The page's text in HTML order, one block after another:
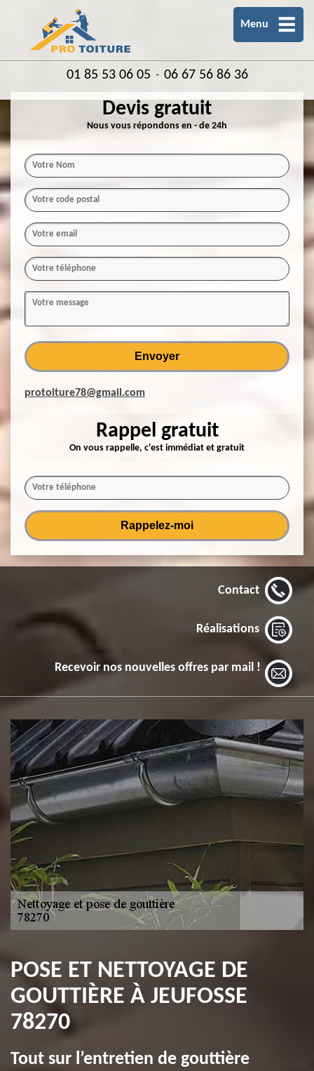
Menu
01 85 53 06 05 - 06 67 56 86 36
Devis gratuit
Nous vous répondons en - de 24h
protoiture78@gmail.com
Rappel gratuit
On vous rappelle, c'est immédiat et gratuit
Contact
Réalisations
Recevoir nos nouvelles offres par mail !
POSE ET NETTOYAGE DE
GOUTTIÈRE À JEUFOSSE
78270
Tout sur l’entretien de gouttière